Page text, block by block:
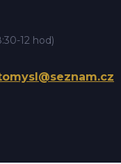
12 hod)